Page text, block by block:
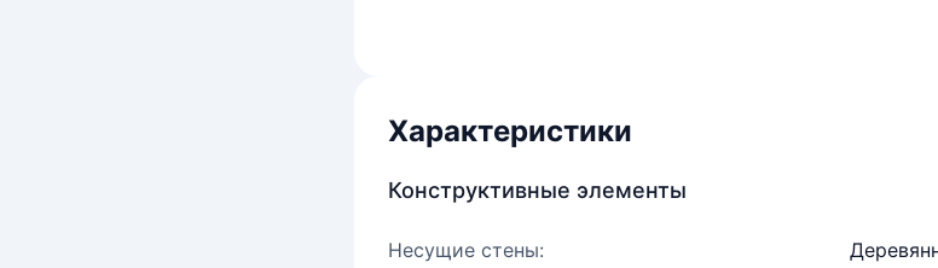
Характеристики
Конструктивные элементы
Несущие стены: